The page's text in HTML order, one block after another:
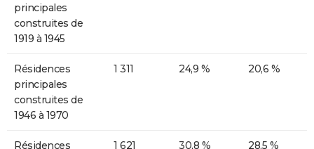
principales
construites de
1919 à 1945
Résidences
principales
construites de
1946 à 1970
1 311 24,9 % 20,6 %
Résidences
1 621 30,8 % 28,5 %